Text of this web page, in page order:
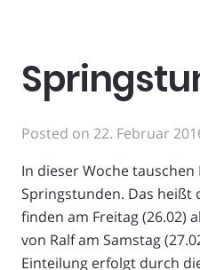
Posted on 22. Februar
In dieser Woche
Springstunden. Das heißt
finden am Freitag (26.02)
von Ralf am Samstag
Einteilung erfolgt durch